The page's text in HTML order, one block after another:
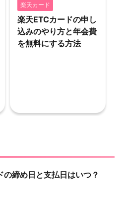
楽天カード
楽天ETCカードの申し
込みのやり方と年会費
を無料にする方法
の締め日と支払日はいつ？